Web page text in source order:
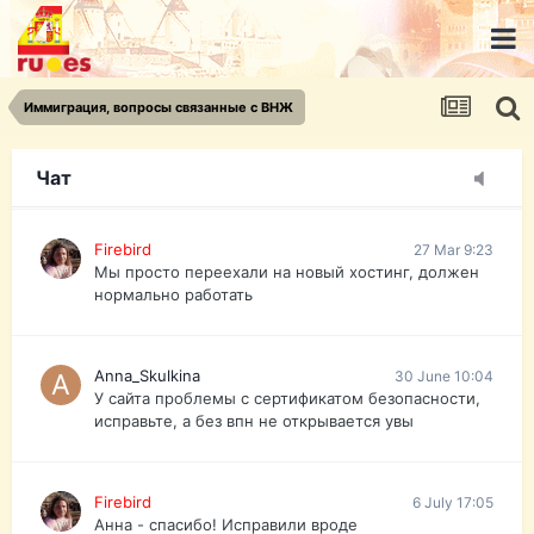
Иммиграция, вопросы связанные с ВНЖ
Чат
urist.dokument@gmail.com
https://pasport-ua.com/
Телеграмм @uristpassua
Firebird
Друзья - из России без VPN сайт и форум
Firebird 27 Mar 9:23
Мы просто переехали на новый хостинг, должен
нормально работать
Anna_Skulkina 30 June 10:04
У сайта проблемы с сертификатом безопасности,
исправьте, а без впн не открывается увы
Firebird 6 July 17:05
Анна - спасибо! Исправили вроде